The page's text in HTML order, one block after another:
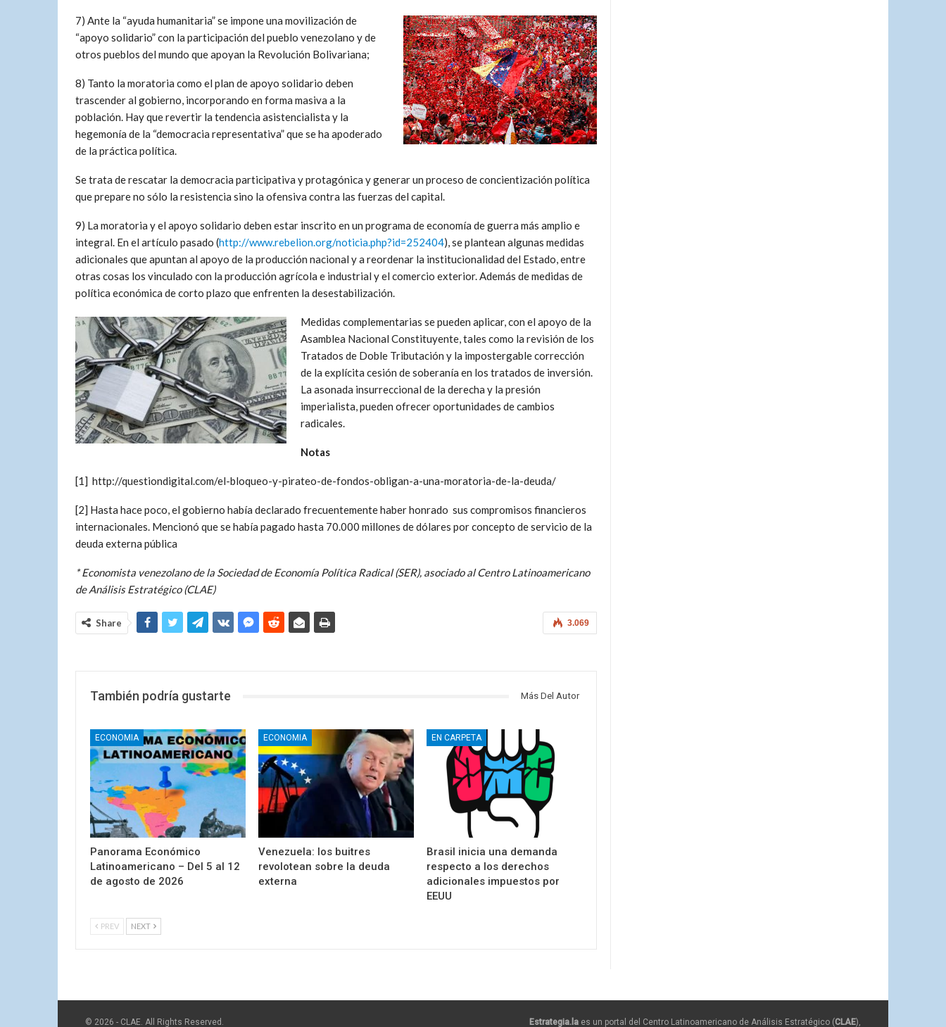
7) Ante la “ayuda humanitaria” se impone una movilización de
“apoyo solidario” con la participación del pueblo venezolano y de
otros pueblos del mundo que apoyan la Revolución Bolivariana;
8) Tanto la moratoria como el plan de apoyo solidario deben
trascender al gobierno, incorporando en forma masiva a la
población. Hay que revertir la tendencia asistencialista y la
hegemonía de la “democracia representativa” que se ha apoderado
de la práctica política.
Se trata de rescatar la democracia participativa y protagónica y generar un proceso de concientización política
que prepare no sólo la resistencia sino la ofensiva contra las fuerzas del capital.
9) La moratoria y el apoyo solidario deben estar inscrito en un programa de economía de guerra más amplio e
integral. En el artículo pasado (http://www.rebelion.org/noticia.php?id=252404), se plantean algunas medidas
adicionales que apuntan al apoyo de la producción nacional y a reordenar la institucionalidad del Estado, entre
otras cosas los vinculado con la producción agrícola e industrial y el comercio exterior. Además de medidas de
política económica de corto plazo que enfrenten la desestabilización.
Medidas complementarias se pueden aplicar, con el apoyo de la
Asamblea Nacional Constituyente, tales como la revisión de los
Tratados de Doble Tributación y la impostergable corrección
de la explícita cesión de soberanía en los tratados de inversión.
La asonada insurreccional de la derecha y la presión
imperialista, pueden ofrecer oportunidades de cambios
radicales.
Notas
[1] http://questiondigital.com/el-bloqueo-y-pirateo-de-fondos-obligan-a-una-moratoria-de-la-deuda/
[2] Hasta hace poco, el gobierno había declarado frecuentemente haber honrado sus compromisos financieros
internacionales. Mencionó que se había pagado hasta 70.000 millones de dólares por concepto de servicio de la
deuda externa pública
* Economista venezolano de la Sociedad de Economía Política Radical (SER), asociado al Centro Latinoamericano
de Análisis Estratégico (CLAE)
3.069
Share
También podría gustarte Más Del Autor
ECONOMIA
Panorama Económico
Latinoamericano – Del 5 al 12
de agosto de 2026
ECONOMIA
Venezuela: los buitres
revolotean sobre la deuda
externa
EN CARPETA
Brasil inicia una demanda
respecto a los derechos
adicionales impuestos por
EEUU
PREV NEXT
© 2026 - CLAE. All Rights Reserved. Estrategia.la es un portal del Centro Latinoamericano de Análisis Estratégico (CLAE),